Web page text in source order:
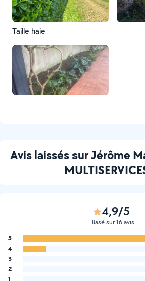
Taille haie
Avis laissés sur Jérôme
4,9/5
Basé sur 16 avis
5
4
3
2
1